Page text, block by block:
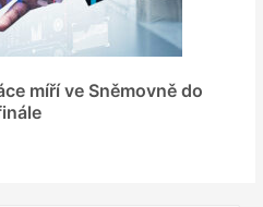
míří ve Sněmovně do